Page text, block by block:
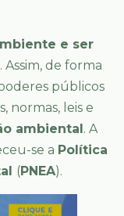
e ser
Assim, de forma
públicos
normas, leis e
ambiental . A
se a Política
(PNEA).